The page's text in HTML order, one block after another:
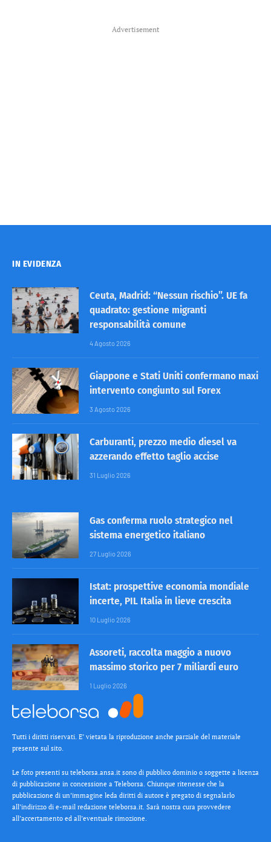
Advertisement
IN EVIDENZA
Ceuta, Madrid: “Nessun rischio”. UE fa
quadrato: gestione migranti
responsabilità comune
4 Agosto 2026
Giappone e Stati Uniti confermano maxi
intervento congiunto sul Forex
3 Agosto 2026
Carburanti, prezzo medio diesel va
azzerando effetto taglio accise
31 Luglio 2026
Gas conferma ruolo strategico nel
sistema energetico italiano
27 Luglio 2026
Istat: prospettive economia mondiale
incerte, PIL Italia in lieve crescita
10 Luglio 2026
Assoreti, raccolta maggio a nuovo
massimo storico per 7 miliardi euro
1 Luglio 2026
Tutti i diritti riservati. E’ vietata la riproduzione anche parziale del materiale
presente sul sito.
Le foto presenti su teleborsa.ansa.it sono di pubblico dominio o soggette a licenza
di pubblicazione in concessione a Teleborsa. Chiunque ritenesse che la
pubblicazione di un’immagine leda diritti di autore è pregato di segnalarlo
all’indirizzo di e-mail redazione teleborsa.it. Sarà nostra cura provvedere
all’accertamento ed all’eventuale rimozione.